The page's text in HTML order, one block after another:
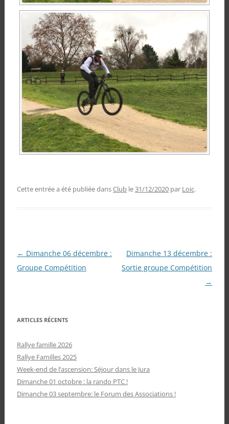
Cette entrée a été publiée dansCluble31/12/2020 par Loic.
Navigation
des
← Dimanche 06 décembre :
Groupe Compétition
Dimanche 13 décembre :
Sortie groupe Compétition
→
ARTICLES RÉCENTS
Rallye famille 2026
Rallye Familles 2025
Week-end de l’ascension: Séjour dans le Jura
Dimanche 01 octobre : la rando PTC !
Dimanche 03 septembre: le Forum des Associations !